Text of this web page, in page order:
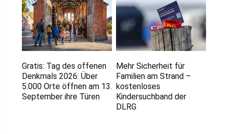
Gratis: Tag des offenen
Denkmals 2026: Über
5.000 Orte öffnen am 13.
September ihre Türen
Mehr Sicherheit für
Familien am Strand –
kostenloses
Kindersuchband der
DLRG